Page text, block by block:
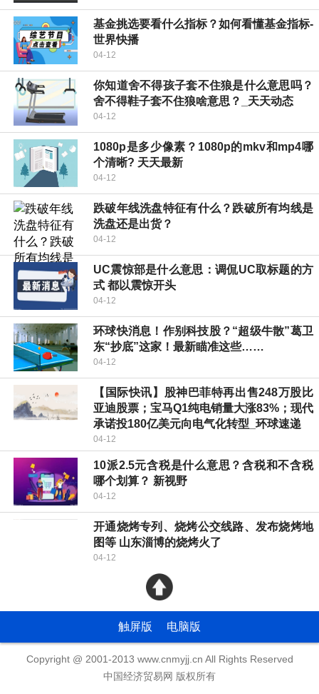
基金挑选要看什么指标？如何看懂基金指标-
世界快播
04-12
你知道舍不得孩子套不住狼是什么意思吗？
舍不得鞋子套不住狼啥意思？_天天动态
04-12
1080p是多少像素？1080p的mkv和mp4哪
个清晰? 天天最新
04-12
跌破年线洗盘特征有什么？跌破所有均线是
洗盘还是出货？
04-12
UC震惊部是什么意思：调侃UC取标题的方
式 都以震惊开头
04-12
环球快消息！作别科技股？“超级牛散”葛卫
东“抄底”这家！最新瞄准这些……
04-12
【国际快讯】股神巴菲特再出售248万股比
亚迪股票；宝马Q1纯电销量大涨83%；现代
承诺投180亿美元向电气化转型_环球速递
04-12
10派2.5元含税是什么意思？含税和不含税
哪个划算？ 新视野
04-12
开通烧烤专列、烧烤公交线路、发布烧烤地
图等 山东淄博的烧烤火了
04-12
触屏版 电脑版
Copyright @ 2001-2013 www.cnmyjj.cn All Rights Reserved
中国经济贸易网 版权所有